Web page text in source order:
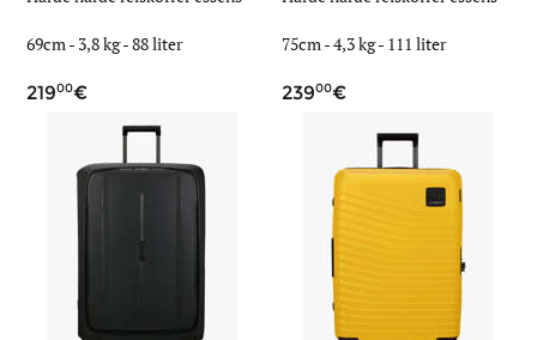
69cm - 3,8 kg-88 liter
21900
75cm -4,3 kg- 111 liter
23900